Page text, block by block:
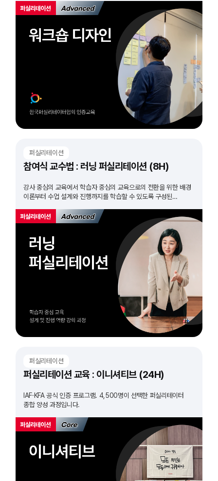
퍼실리테이션
참여식 교수법 : 러닝 퍼실리테이션 (8H)
강사 중심의 교육에서 학습자 중심의 교육으로의 전환을 위한 배경
이론부터 수업 설계와 진행까지를 학습할 수 있도록 구성된
퍼실리테이션
퍼실리테이션 교육 : 이니셔티브 (24H)
IAF·KFA 공식 인증 프로그램. 4,500명이 선택한 퍼실리테이터
종합 양성 과정입니다.